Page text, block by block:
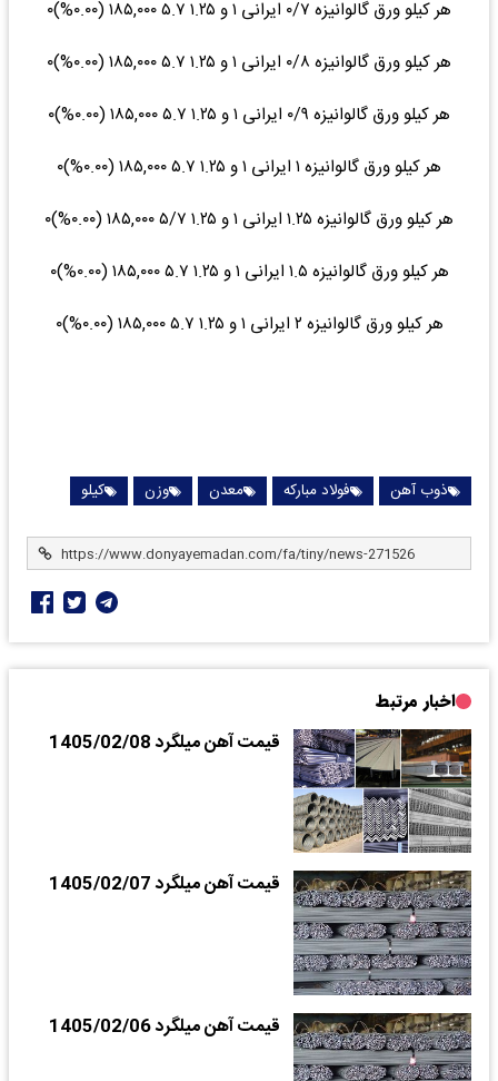
هر کیلو ورق گالوانیزه ۰/۷ ایرانی ۱ و ۱.۲۵ ۵.۷ ۱۸۵,۰۰۰ (۰.۰۰%)۰
هر کیلو ورق گالوانیزه ۰/۸ ایرانی ۱ و ۱.۲۵ ۵.۷ ۱۸۵,۰۰۰ (۰.۰۰%)۰
هر کیلو ورق گالوانیزه ۰/۹ ایرانی ۱ و ۱.۲۵ ۵.۷ ۱۸۵,۰۰۰ (۰.۰۰%)۰
هر کیلو ورق گالوانیزه ۱ ایرانی ۱ و ۱.۲۵ ۵.۷ ۱۸۵,۰۰۰ (۰.۰۰%)۰
هر کیلو ورق گالوانیزه ۱.۲۵ ایرانی ۱ و ۱.۲۵ ۵/۷ ۱۸۵,۰۰۰ (۰.۰۰%)۰
هر کیلو ورق گالوانیزه ۱.۵ ایرانی ۱ و ۱.۲۵ ۵.۷ ۱۸۵,۰۰۰ (۰.۰۰%)۰
هر کیلو ورق گالوانیزه ۲ ایرانی ۱ و ۱.۲۵ ۵.۷ ۱۸۵,۰۰۰ (۰.۰۰%)۰
ذوب آهن فولاد مبارکه معدن وزن کیلو
اخبار مرتبط
قیمت آهن میلگرد 1405/02/08
قیمت آهن میلگرد 1405/02/07
قیمت آهن میلگرد 1405/02/06